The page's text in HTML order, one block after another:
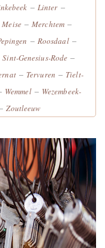
– Linter–
Meise–Merchtem–
– Roosdaal–
Sint-Genesius-Rode –
– Tervuren – Tielt-
Wemmel– Wezembeek-
Zoutleeuw